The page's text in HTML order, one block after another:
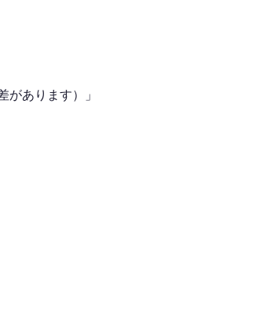
あります）」